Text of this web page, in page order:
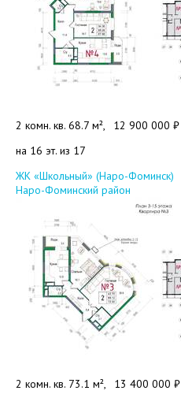
2 комн. кв. 68.7 м², 12 900 000 ₽
на 16 эт. из 17
Добавить в избранное
ЖК «Школьный» (Наро-Фоминск)
Наро-Фоминский район
2 комн. кв. 73.1 м², 13 400 000 ₽